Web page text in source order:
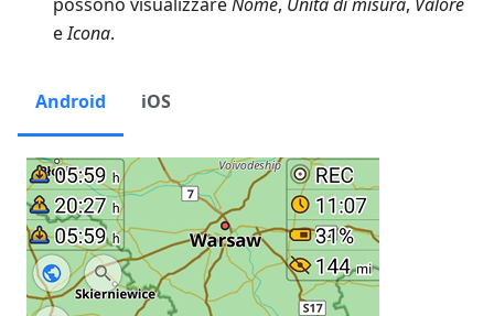
possono visualizzareNome, Unità di misura, Valore
eIcona.
Android iOS